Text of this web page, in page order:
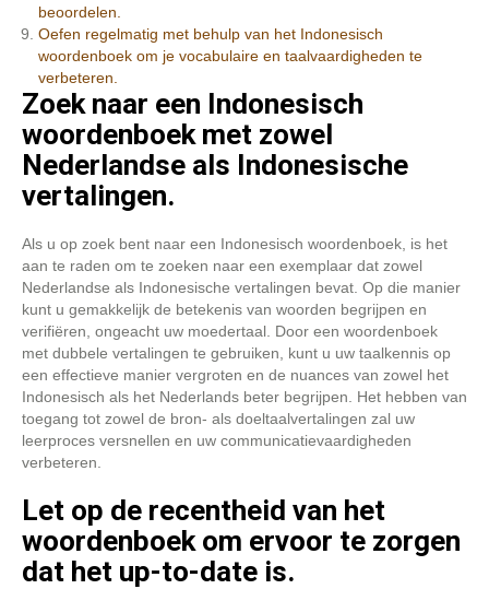
beoordelen.
Oefen regelmatig met behulp van het Indonesisch
woordenboek om je vocabulaire en taalvaardigheden te
verbeteren.
Zoek naar een Indonesisch
woordenboek met zowel
Nederlandse als Indonesische
vertalingen.
Als u op zoek bent naar een Indonesisch woordenboek, is het
aan te raden om te zoeken naar een exemplaar dat zowel
Nederlandse als Indonesische vertalingen bevat. Op die manier
kunt u gemakkelijk de betekenis van woorden begrijpen en
verifiëren, ongeacht uw moedertaal. Door een woordenboek
met dubbele vertalingen te gebruiken, kunt u uw taalkennis op
een effectieve manier vergroten en de nuances van zowel het
Indonesisch als het Nederlands beter begrijpen. Het hebben van
toegang tot zowel de bron- als doeltaalvertalingen zal uw
leerproces versnellen en uw communicatievaardigheden
verbeteren.
Let op de recentheid van het
woordenboek om ervoor te zorgen
dat het up-to-date is.